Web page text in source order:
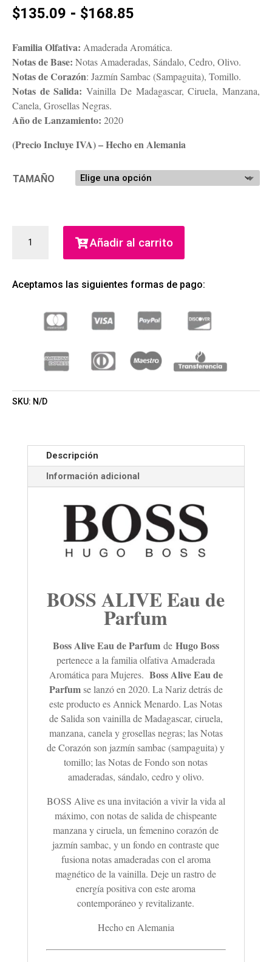
$135.09 - $168.85
precios:
desde
$135.09
hasta
$168.85
Familia Olfativa: Amaderada Aromática.
Notas de Base: Notas Amaderadas, Sándalo, Cedro, Olivo.
Notas de Corazón: Jazmín Sambac (Sampaguita), Tomillo.
Notas de Salida: Vainilla De Madagascar, Ciruela, Manzana,
Canela, Grosellas Negras.
Año de Lanzamiento: 2020
(Precio Incluye IVA) – Hecho en Alemania
TAMAÑO
ALIVE
PARFUM
(MUJER)
Añadir al carrito
Aceptamos las siguientes formas de pago:
SKU: N/D
Descripción
Información adicional
BOSS ALIVE Eau de
Parfum
Boss Alive Eau de Parfumde Hugo Boss
pertenece a la familia olfativa Amaderada
Aromática para Mujeres. Boss Alive Eau de
Parfumse lanzó en 2020. La Nariz detrás de
este producto es Annick Menardo. Las Notas
de Salida son vainilla de Madagascar, ciruela,
manzana, canela y grosellas negras; las Notas
de Corazón son jazmín sambac (sampaguita) y
tomillo; las Notas de Fondo son notas
amaderadas, sándalo, cedro y olivo.
BOSS Alive es una invitación a vivir la vida al
máximo, con notas de salida de chispeante
manzana y ciruela, un femenino corazón de
jazmín sambac, y un fondo en contraste que
fusiona notas amaderadas con el aroma
magnético de la vainilla. Deje un rastro de
energía positiva con este aroma
contemporáneo y revitalizante.
Hecho en Alemania